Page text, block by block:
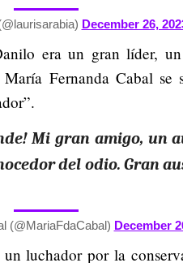
December 26,
era un gran líder,
Fernanda Cabal se
Mi gran amigo, un
del odio. Gran
(@MariaFdaCabal) December
luchador por la